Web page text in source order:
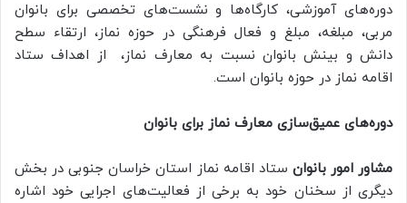
دوره‌های آموزشی، کارگاه‌ها و نشست‌های تخصصی برای بانوان
مربی، مبلغه، مبلغ و فعال فرهنگی در حوزه نماز، ارتقاء سطح
دانش و بینش بانوان نسبت به معارف نماز، از اهداف ستاد
اقامه نماز در حوزه بانوان است.
دوره‌های عمیق‌سازی معارف نماز برای بانوان
مشاور امور بانوان ستاد اقامه نماز استان خراسان جنوبی در بخش
دیگری از سخنان خود به برخی از فعالیت‌های اجرایی خود اشاره